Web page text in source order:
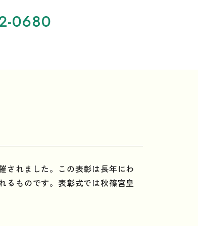
0680
されました。この表彰は長年にわ
るものです。表彰式では秋篠宮皇